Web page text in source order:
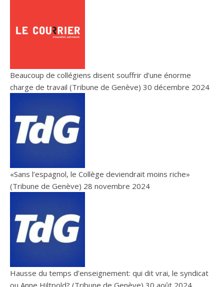
Beaucoup de collégiens disent souffrir d’une énorme
charge de travail (Tribune de Genève) 30 décembre 2024
«Sans l’espagnol, le Collège deviendrait moins riche»
(Tribune de Genève) 28 novembre 2024
Hausse du temps d’enseignement: qui dit vrai, le syndicat
ou Anne Hiltpold? (Tribune de Genève) 30 août 2024